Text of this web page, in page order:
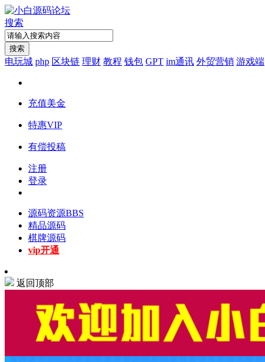
搜索
搜索
电玩城 php 区块链 理财 教程 钱包 GPT im通讯 外贸营销 游戏端
充值美金
特惠VIP
有偿投稿
注册
登录
源码资源BBS
精品源码
棋牌源码
vip开通
返回顶部